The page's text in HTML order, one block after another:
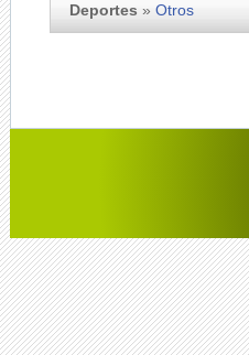
Deportes » Otros